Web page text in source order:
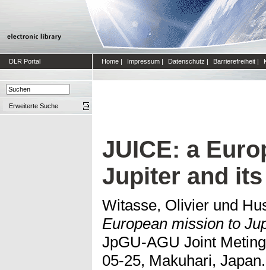
DLR Portal Home | Impressum | Datenschutz | Barrierefreiheit |
Erweiterte Suche
JUICE: a
Jupiter and
Witasse, Olivier und
European mission to
JpGU-AGU Joint
05-25, Makuhari, Japan.